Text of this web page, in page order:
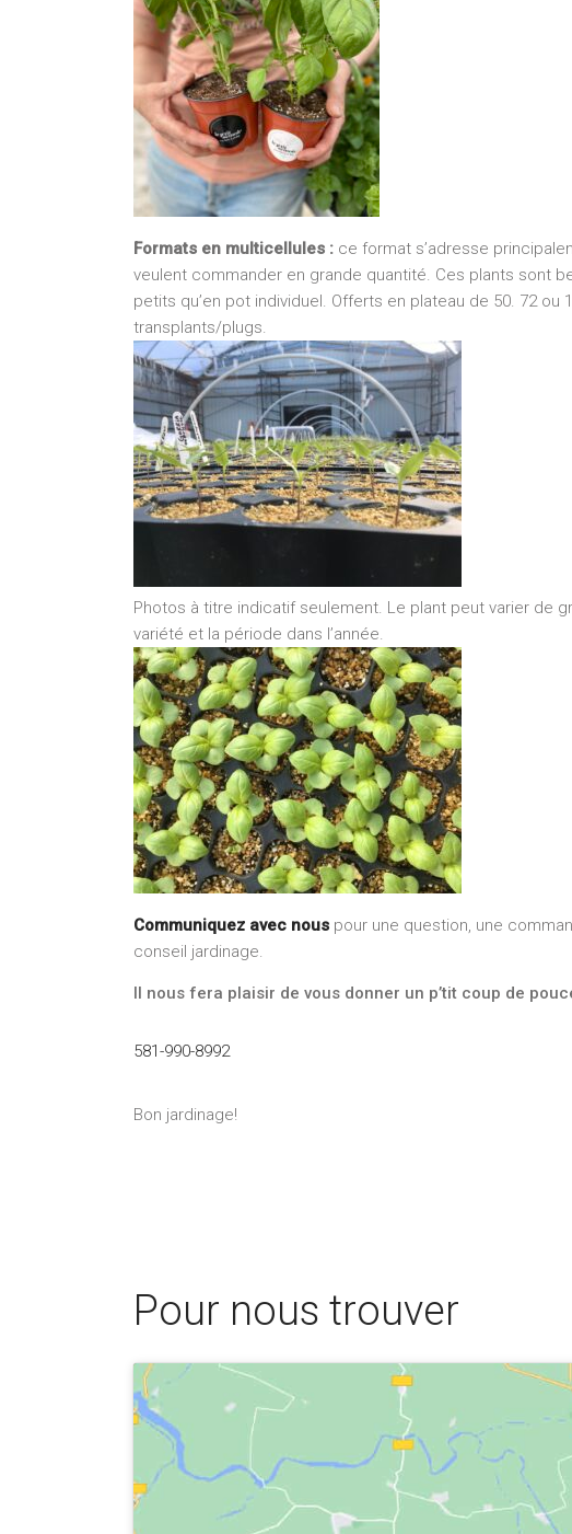
Formats en multicellules : ce format s’adresse
veulent commander en grande quantité. Ces plants sont
petits qu’en pot individuel. Offerts en plateau de 50. 72 ou
transplants/plugs.
Photos à titre indicatif seulement. Le plant peut varier de
variété et la période dans l’année.
Communiquez avec nous pour une question, une
conseil jardinage.
Il nous fera plaisir de vous donner un p’tit coup de
581-990-8992
Bon jardinage!
Pour nous trouver